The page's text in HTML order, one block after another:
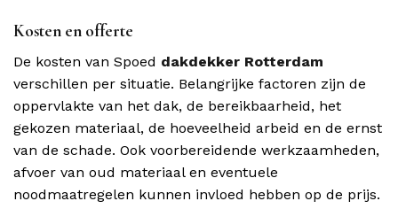
Kosten en offerte
De kosten van Spoed dakdekker Rotterdam
verschillen per situatie. Belangrijke factoren zijn de
oppervlakte van het dak, de bereikbaarheid, het
gekozen materiaal, de hoeveelheid arbeid en de ernst
van de schade. Ook voorbereidende werkzaamheden,
afvoer van oud materiaal en eventuele
noodmaatregelen kunnen invloed hebben op de prijs.